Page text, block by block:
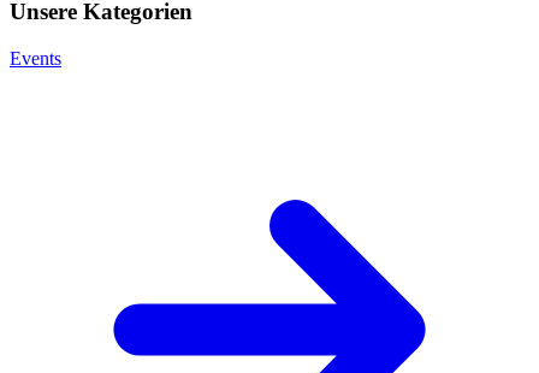
Unsere Kategorien
Events